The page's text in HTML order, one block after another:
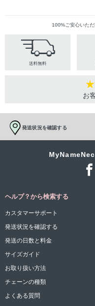
100%ご安心いた
送料無料
お
発送状況を確認する
ヘルプ？から検索する
カスタマーサポート
発送状況を確認する
発送の日数と料金
サイズガイド
お取り扱い方法
チェーンの種類
よくある質問